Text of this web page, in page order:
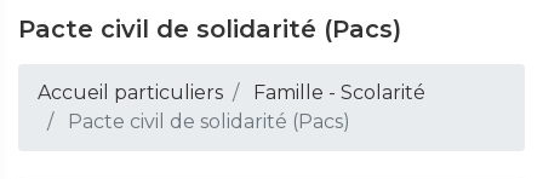
Pacte civil de solidarité (Pacs)
Accueil particuliers
Famille - Scolarité
Pacte civil de solidarité (Pacs)